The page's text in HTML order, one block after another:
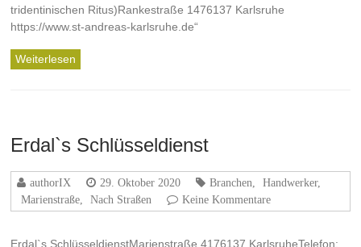
tridentinischen Ritus)Rankestraße 1476137 Karlsruhe
https://www.st-andreas-karlsruhe.de“
Weiterlesen
Erdal`s Schlüsseldienst
authorIX 29. Oktober 2020 Branchen Handwerker,
Marienstraße
Nach Straßen Keine Kommentare
Erdal`s SchlüsseldienstMarienstraße 4176137 KarlsruheTelefon: